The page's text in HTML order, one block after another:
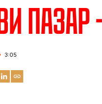
Пазар
3:05